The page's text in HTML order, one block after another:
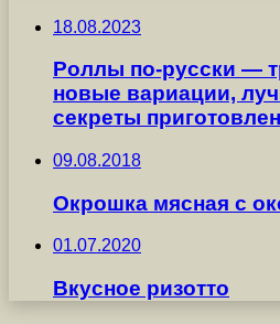
18.08.2023
Роллы по-русски —
новые вариации,
секреты
09.08.2018
Окрошка мясная с
01.07.2020
Вкусное ризотто